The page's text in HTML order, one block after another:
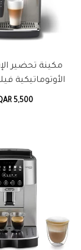
مكينة تحضير
الأوتوماتيكية
5,500